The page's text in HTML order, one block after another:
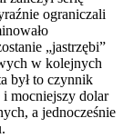
ograniczali
„jastrzębi”
w kolejnych
był to czynnik
mocniejszy dolar
a jednocześnie